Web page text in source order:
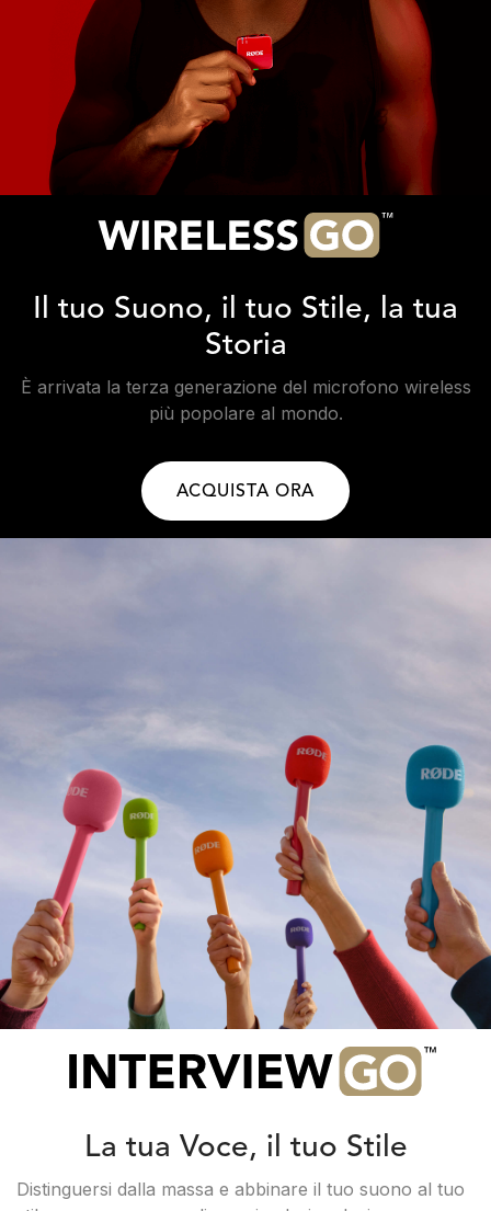
Il tuo Suono, il tuo Stile, la tua
Storia
È arrivata la terza generazione del microfono wireless
più popolare al mondo.
ACQUISTA ORA
La tua Voce, il tuo Stile
Distinguersi dalla massa e abbinare il tuo suono al tuo